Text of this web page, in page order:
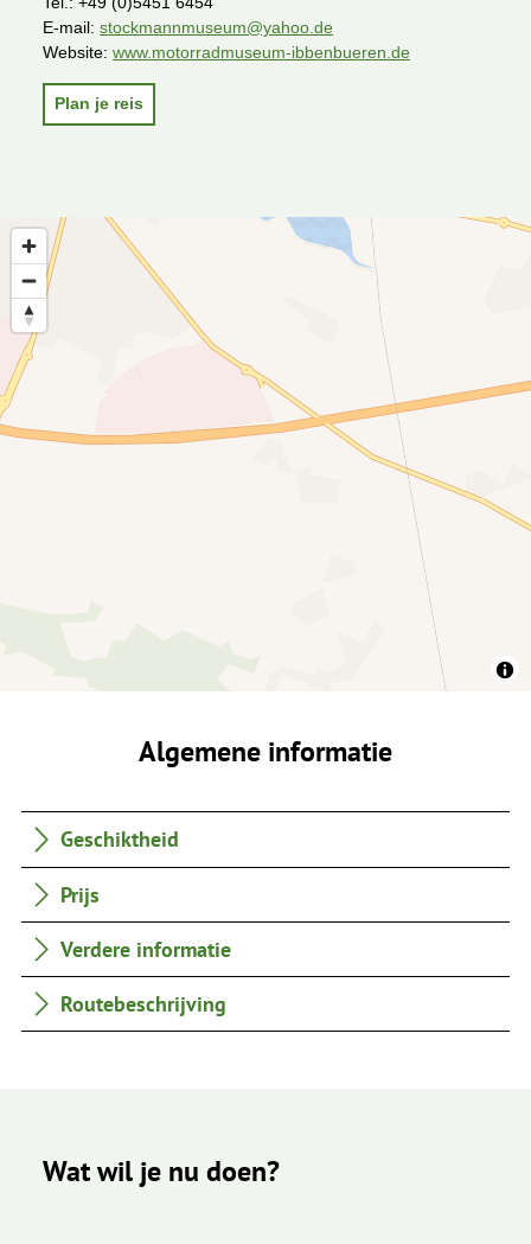
E-mail: stockmannmuseum@yahoo.de
Website: www.motorradmuseum-ibbenbueren.de
Plan je reis
Algemene informatie
Geschiktheid
Prijs
Verdere informatie
Routebeschrijving
Wat wil je nu doen?